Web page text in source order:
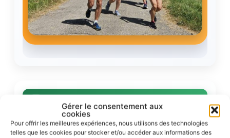
Gérer le consentement aux
cookies
Pour offrir les meilleures expériences, nous utilisons des technologies
telles que les cookies pour stocker et/ou accéder aux informations des
Corrida pédestre de Toulouse 2026